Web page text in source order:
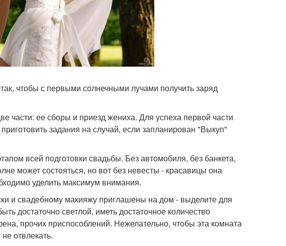
чтобы с первыми солнечными лучами получить заряд
части: ее сборы и приезд жениха. Для успеха первой части
задания на случай, если запланирован "Выкуп"
всей подготовки свадьбы. Без автомобиля, без банкета,
может состояться, но вот без невесты - красавицы она
уделить максимум внимания.
и свадебному макияжу приглашены на дом - выделите для
достаточно светлой, иметь достаточное количество
прочих приспособлений. Нежелательно, чтобы эта комната
отвлекать.